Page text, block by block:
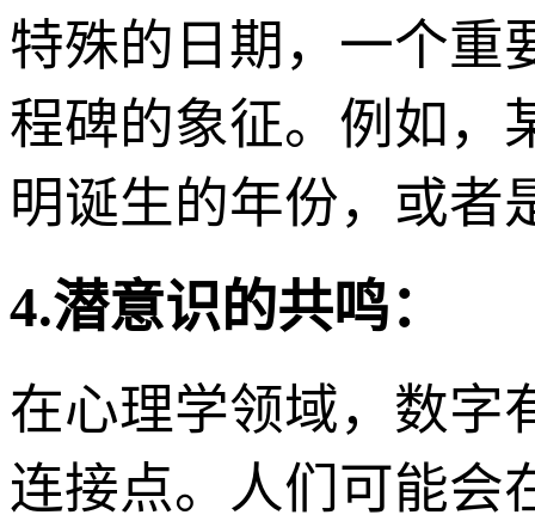
特殊的日期，一个重
程碑的象征。例如，
明诞生的年份，或者
4.潜意识的共鸣：
在心理学领域，数字
连接点。人们可能会